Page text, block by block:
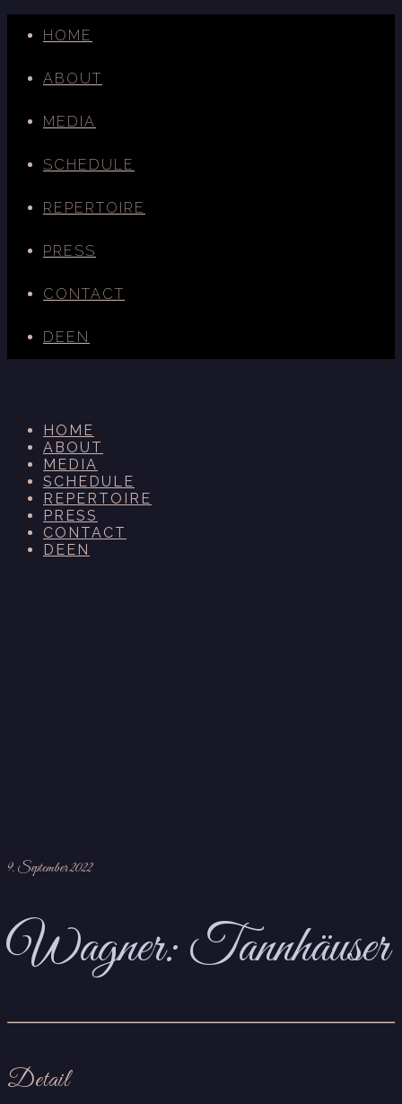
HOME
ABOUT
MEDIA
SCHEDULE
REPERTOIRE
PRESS
CONTACT
DE EN
HOME
ABOUT
MEDIA
SCHEDULE
REPERTOIRE
PRESS
CONTACT
DEEN
9. September 2022
Wagner: Tannhäuser
Detail